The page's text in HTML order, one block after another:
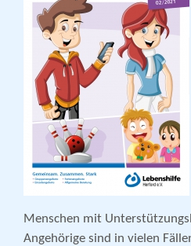
Menschen mit
Angehörige sind in vielen